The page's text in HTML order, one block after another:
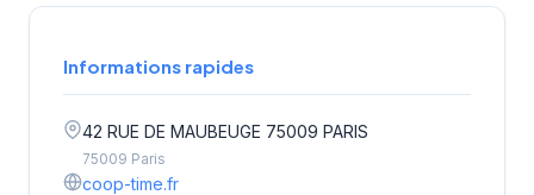
Informations rapides
42 RUE DE MAUBEUGE 75009 PARIS
75009 Paris
coop-time.fr